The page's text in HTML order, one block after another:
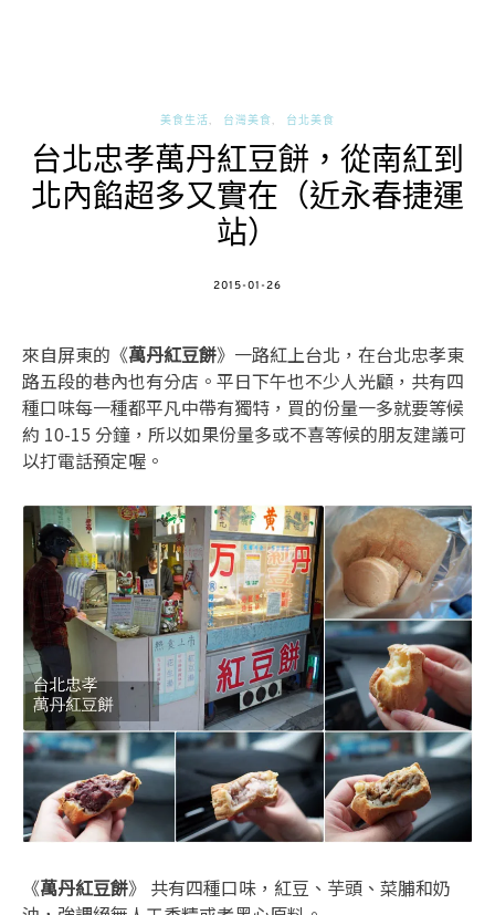
美食生活 台灣美食 台北美食
台北忠孝萬丹紅豆餅，從南紅到
北內餡超多又實在（近永春捷運
站）
POSTED
2015-01-26
來自屏東的《萬丹紅豆餅》一路紅上台北，在台北忠孝東
路五段的巷內也有分店。平日下午也不少人光顧，共有四
種口味每一種都平凡中帶有獨特，買的份量一多就要等候
約 10-15 分鐘，所以如果份量多或不喜等候的朋友建議可
以打電話預定喔。
《萬丹紅豆餅》 共有四種口味，紅豆、芋頭、菜脯和奶